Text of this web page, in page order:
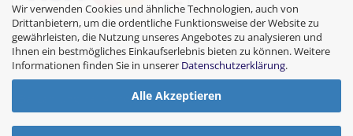
Wir verwenden Cookies und ähnliche Technologien, auch von
Drittanbietern, um die ordentliche Funktionsweise der Website zu
gewährleisten, die Nutzung unseres Angebotes zu analysieren und
Ihnen ein bestmögliches Einkaufserlebnis bieten zu können. Weitere
Informationen finden Sie in unserer Datenschutzerklärung.
Alle Akzeptieren
- Vorkasse/Überweisung
- Barzahlung bei Abholung